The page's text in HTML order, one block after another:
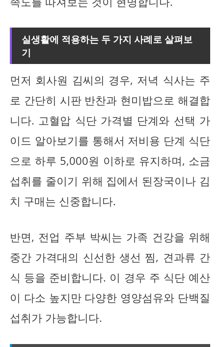
실생활에 적용하는 두 가지 사례로 살펴보
기
먼저 회사원 김씨의 경우, 저녁 식사는 주
로 간단히 시판 반찬과 현미밥으로 해결합
니다. 고혈압 식단 가격별 단계와 선택 가
이드 알아보기를 통해서 저비용 단계 식단
으로 하루 5,000원 이하로 유지하며, 소금
섭취를 줄이기 위해 집에서 된장국이나 김
치 구매는 신중합니다.
반면, 전업 주부 박씨는 가족 건강을 위해
중간 가격대의 신선한 생선 찜, 견과류 간
식 등을 준비합니다. 이 경우 주 식단 예산
이 다소 높지만 다양한 영양섬유와 단백질
섭취가 가능합니다.